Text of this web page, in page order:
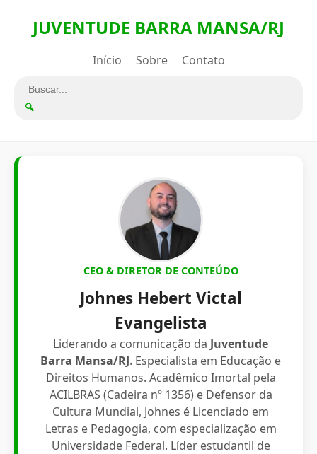
JUVENTUDE BARRA MANSA/RJ
Início Sobre Contato
🔍
CEO & DIRETOR DE CONTEÚDO
Johnes Hebert Victal
Evangelista
Liderando a comunicação da Juventude
Barra Mansa/RJ. Especialista em Educação e
Direitos Humanos. Acadêmico Imortal pela
ACILBRAS (Cadeira nº 1356) e Defensor da
Cultura Mundial, Johnes é Licenciado em
Letras e Pedagogia, com especialização em
Universidade Federal. Líder estudantil de